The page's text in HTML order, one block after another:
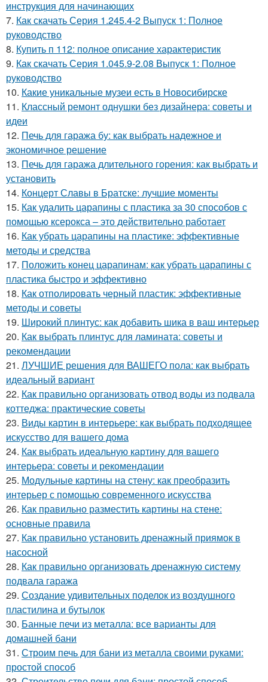
инструкция для начинающих
7. Как скачать Серия 1.245.4-2 Выпуск 1: Полное
руководство
8. Купить п 112: полное описание характеристик
9. Как скачать Серия 1.045.9-2.08 Выпуск 1: Полное
руководство
10. Какие уникальные музеи есть в Новосибирске
11. Классный ремонт однушки без дизайнера: советы и
идеи
12. Печь для гаража бу: как выбрать надежное и
экономичное решение
13. Печь для гаража длительного горения: как выбрать и
установить
14. Концерт Славы в Братске: лучшие моменты
15. Как удалить царапины с пластика за 30 способов с
помощью ксерокса – это действительно работает
16. Как убрать царапины на пластике: эффективные
методы и средства
17. Положить конец царапинам: как убрать царапины с
пластика быстро и эффективно
18. Как отполировать черный пластик: эффективные
методы и советы
19. Широкий плинтус: как добавить шика в ваш интерьер
20. Как выбрать плинтус для ламината: советы и
рекомендации
21. ЛУЧШИЕ решения для ВАШЕГО пола: как выбрать
идеальный вариант
22. Как правильно организовать отвод воды из подвала
коттеджа: практические советы
23. Виды картин в интерьере: как выбрать подходящее
искусство для вашего дома
24. Как выбрать идеальную картину для вашего
интерьера: советы и рекомендации
25. Модульные картины на стену: как преобразить
интерьер с помощью современного искусства
26. Как правильно разместить картины на стене:
основные правила
27. Как правильно установить дренажный приямок в
насосной
28. Как правильно организовать дренажную систему
подвала гаража
29. Создание удивительных поделок из воздушного
пластилина и бутылок
30. Банные печи из металла: все варианты для
домашней бани
31. Строим печь для бани из металла своими руками:
простой способ